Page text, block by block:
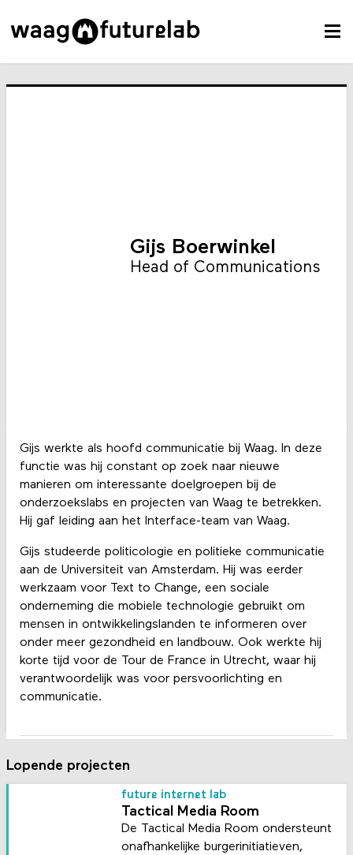
Gijs Boerwinkel
Head of Communications
Gijs werkte als hoofd communicatie bij Waag. In deze
functie was hij constant op zoek naar nieuwe
manieren om interessante doelgroepen bij de
onderzoekslabs en projecten van Waag te betrekken.
Hij gaf leiding aan het Interface-team van Waag.
Gijs studeerde politicologie en politieke communicatie
aan de Universiteit van Amsterdam. Hij was eerder
werkzaam voor Text to Change, een sociale
onderneming die mobiele technologie gebruikt om
mensen in ontwikkelingslanden te informeren over
onder meer gezondheid en landbouw. Ook werkte hij
korte tijd voor de Tour de France in Utrecht, waar hij
verantwoordelijk was voor persvoorlichting en
communicatie.
Lopende projecten
future internet lab
Tactical Media Room
De Tactical Media Room ondersteunt
onafhankelijke burgerinitiatieven,